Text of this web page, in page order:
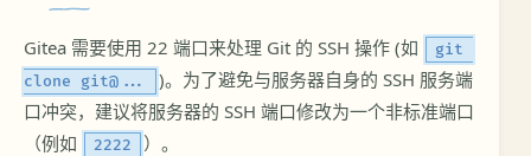
Gitea 需要使用 22 端口来处理 Git 的 SSH 操作 (如
git
clone git@...
)。为了避免与服务器自身的 SSH 服务端
口冲突，建议将服务器的 SSH 端口修改为一个非标准端口
（例如
2222 ）。